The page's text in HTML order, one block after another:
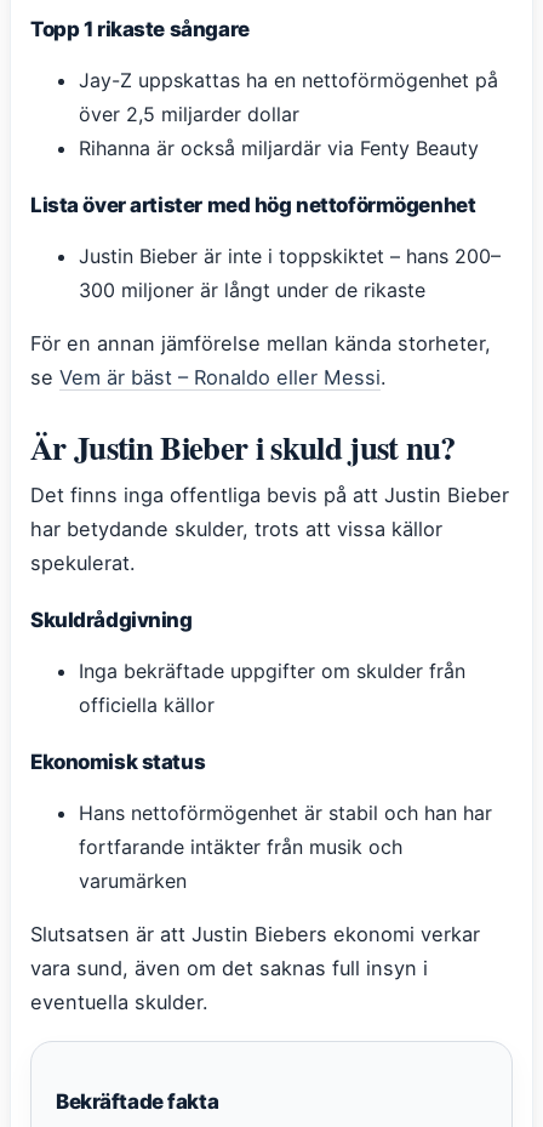
Topp 1 rikaste sångare
Jay-Z uppskattas ha en nettoförmögenhet på
över 2,5 miljarder dollar
Rihanna är också miljardär via Fenty Beauty
Lista över artister med hög nettoförmögenhet
Justin Bieber är inte i toppskiktet – hans 200–
300 miljoner är långt under de rikaste
För en annan jämförelse mellan kända storheter,
se Vem är bäst – Ronaldo eller Messi.
Är Justin Bieber i skuld just nu?
Det finns inga offentliga bevis på att Justin Bieber
har betydande skulder, trots att vissa källor
spekulerat.
Skuldrådgivning
Inga bekräftade uppgifter om skulder från
officiella källor
Ekonomisk status
Hans nettoförmögenhet är stabil och han har
fortfarande intäkter från musik och
varumärken
Slutsatsen är att Justin Biebers ekonomi verkar
vara sund, även om det saknas full insyn i
eventuella skulder.
Bekräftade fakta